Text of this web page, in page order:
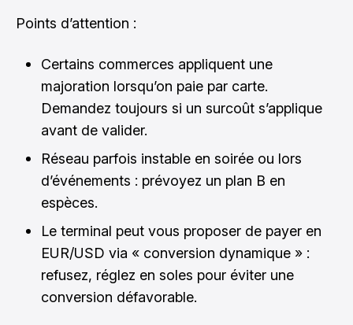
Points d’attention :
Certains commerces appliquent une
majoration lorsqu’on paie par carte.
Demandez toujours si un surcoût s’applique
avant de valider.
Réseau parfois instable en soirée ou lors
d’événements : prévoyez un plan B en
espèces.
Le terminal peut vous proposer de payer en
EUR/USD via « conversion dynamique » :
refusez, réglez en soles pour éviter une
conversion défavorable.